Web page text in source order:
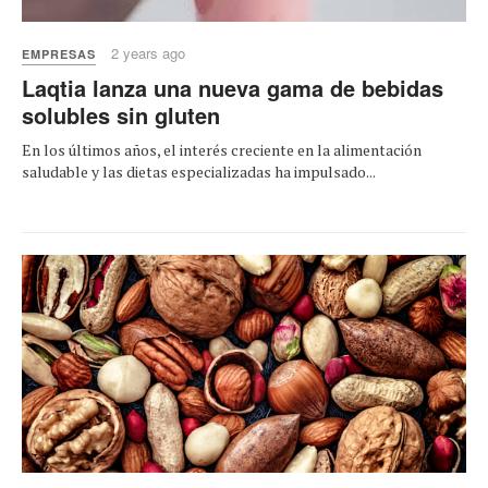
EMPRESAS 2 years ago
Laqtia lanza una nueva gama de bebidas
solubles sin gluten
En los últimos años, el interés creciente en la alimentación
saludable y las dietas especializadas ha impulsado...